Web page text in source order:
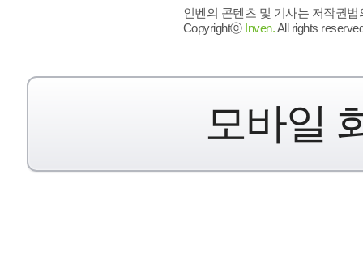
인벤의 콘텐츠 및 기사는 저작권
Copyrightⓒ Inven.All rights
모바일